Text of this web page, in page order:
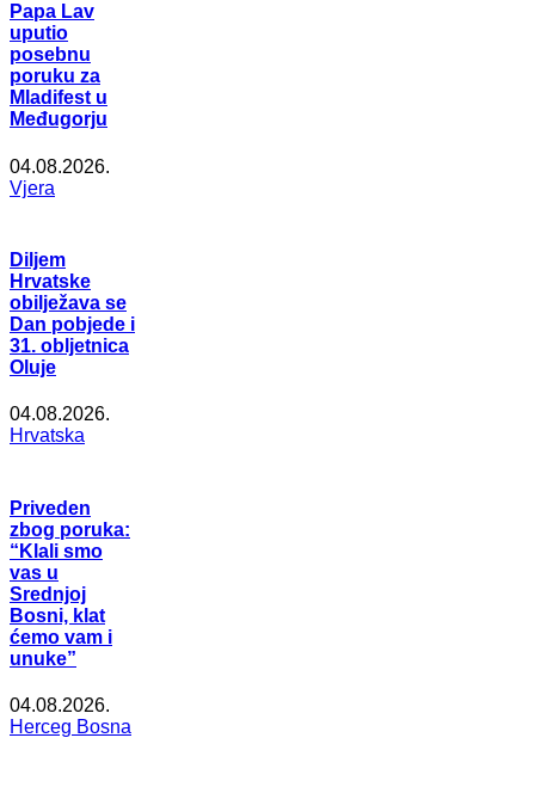
Papa Lav
uputio
posebnu
poruku za
Mladifest u
Međugorju
04.08.2026.
Vjera
Diljem
Hrvatske
obilježava se
Dan pobjede i
31. obljetnica
Oluje
04.08.2026.
Hrvatska
Priveden
zbog poruka:
“Klali smo
vas u
Srednjoj
Bosni, klat
ćemo vam i
unuke”
04.08.2026.
Herceg Bosna